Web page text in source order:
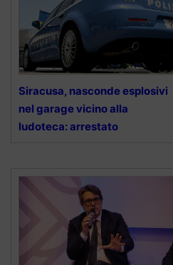
Siracusa, nasconde esplosivi
nel garage vicino alla
ludoteca: arrestato